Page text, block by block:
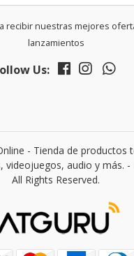
recibir nuestras mejores
lanzamientos
Us:
- Tienda de productos
audio y más. -
All Rights Reserved.